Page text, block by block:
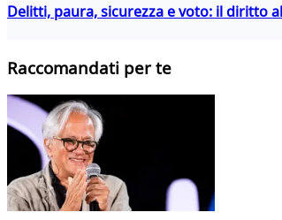
Delitti, paura, sicurezza e voto: il diritto
Raccomandati per te